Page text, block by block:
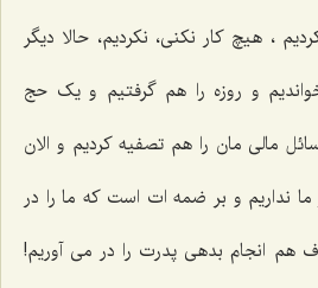
، هیچ کار نکنی، نکردیم، حالا دیگر
و روزه را هم گرفتیم و یک حج
مالی مان را هم تصفیه کردیم و الان
نداریم و بر ضمه ات است که ما را در
هم انجام بدهی پدرت را در می آوریم!